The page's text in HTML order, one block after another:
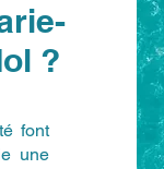
?
font
une